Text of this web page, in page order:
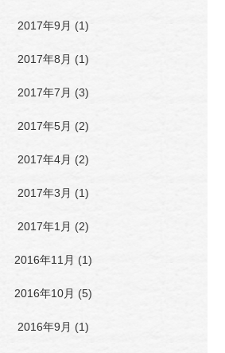
2017年9月 (1)
2017年8月 (1)
2017年7月 (3)
2017年5月 (2)
2017年4月 (2)
2017年3月 (1)
2017年1月 (2)
2016年11月 (1)
2016年10月 (5)
2016年9月 (1)